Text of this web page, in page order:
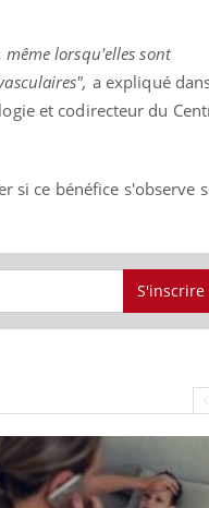
lorsqu'elles sont
a expliqué
et codirecteur du
si ce bénéfice s'observe
S'inscrire